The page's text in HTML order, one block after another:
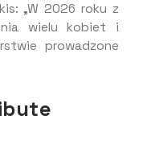
„W 2026 roku z
wielu kobiet i
prowadzone